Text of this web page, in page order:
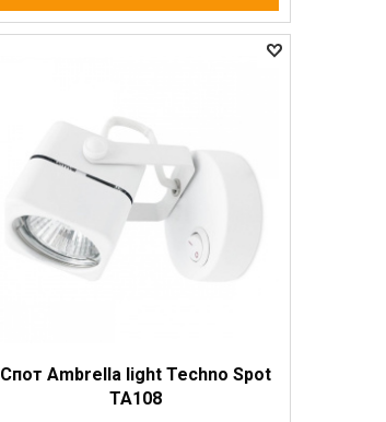
Спот Ambrella light Techno Spot
TA108